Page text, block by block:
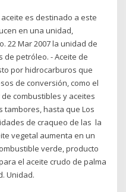
es destinado a este
en una unidad,
22 Mar 2007 la unidad de
petróleo. - Aceite de
por hidrocarburos que
de conversión, como el
combustibles y aceites
tambores, hasta que Los
de craqueo de las la
vegetal aumenta en un
verde, producto
el aceite crudo de palma
Unidad.